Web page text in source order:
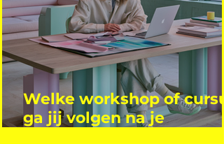
Welke workshop of
ga jij volgen na je